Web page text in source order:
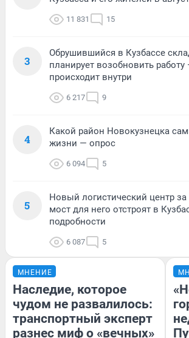
11 831 15
3
Обрушившийся в Кузбассе
планирует возобновить работу
происходит внутри
6 217 9
4
Какой район Новокузнецка
жизни — опрос
6 094 5
5
Новый логистический центр
мост для него отстроят в
подробности
6 087 5
МНЕНИЕ
Наследие, которое
чудом не развалилось:
транспортный эксперт
разнес миф о «вечных»